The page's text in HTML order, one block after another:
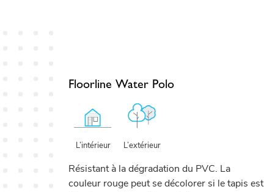
Floorline Water Polo
L’intérieur L’extérieur
Résistant à la dégradation du PVC. La
couleur rouge peut se décolorer si le tapis est